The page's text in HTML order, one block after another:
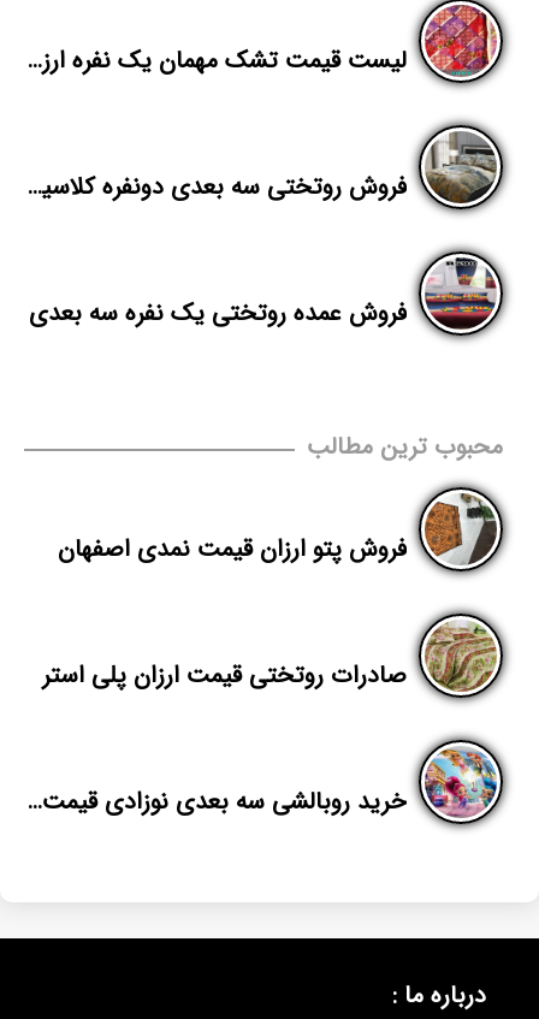
لیست قیمت تشک مهمان یک نفره ارزان
فروش روتختی سه بعدی دونفره کلاسیک
فروش عمده روتختی یک نفره سه بعدی
محبوب ترین مطالب
فروش پتو ارزان قیمت نمدی اصفهان
صادرات روتختی قیمت ارزان پلی استر
خرید روبالشی سه بعدی نوزادی قیمت مناسب
درباره ما :